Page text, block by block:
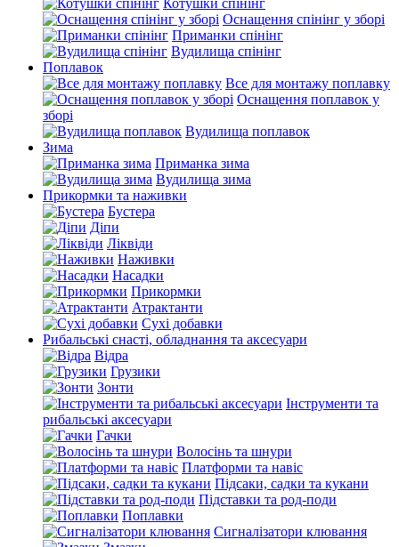
Котушки спінінг
Оснащення спінінг у зборі
Приманки спінінг
Вудилища спінінг
Поплавок
Все для монтажу поплавку
Оснащення поплавок у
зборі
Вудилища поплавок
Зима
Приманка зима
Вудилища зима
Прикормки та наживки
Бустера
Діпи
Ліквіди
Наживки
Насадки
Прикормки
Атрактанти
Сухі добавки
Рибальські снасті, обладнання та аксесуари
Відра
Грузики
Зонти
Інструменти та
рибальські аксесуари
Гачки
Волосінь та шнури
Платформи та навіс
Підсаки, садки та кукани
Підставки та род-поди
Поплавки
Сигналізатори клювання